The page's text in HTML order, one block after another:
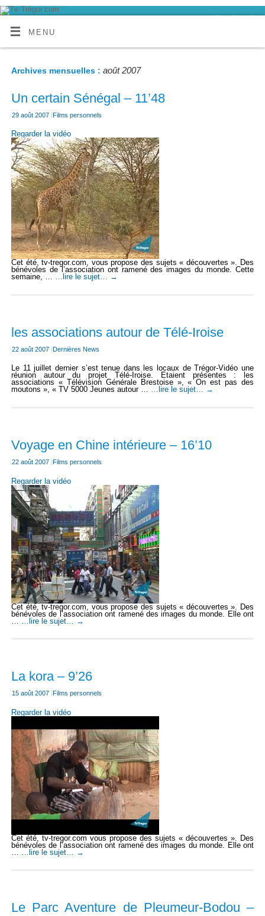
MENU
Archives mensuelles : août 2007
Un certain Sénégal – 11’48
29 août 2007 |Films personnels
Regarder la vidéo
Cet été, tv-tregor.com, vous propose des sujets « découvertes ». Des
bénévoles de l’association ont ramené des images du monde. Cette
semaine, … …lire le sujet… →
les associations autour de Télé-Iroise
22 août 2007 |Dernières News
Le 11 juillet dernier s’est tenue dans les locaux de Trégor-Vidéo une
réunion autour du projet Télé-Iroise. Etaient présentes : les
associations « Télévision Générale Brestoise », « On est pas des
moutons », « TV 5000 Jeunes autour … …lire le sujet… →
Voyage en Chine intérieure – 16’10
22 août 2007 |Films personnels
Regarder la vidéo
Cet été, tv-tregor.com, vous propose des sujets « découvertes ». Des
bénévoles de l’association ont ramené des images du monde. Elle ont
…lire le sujet… →
La kora – 9’26
15 août 2007 Films personnels
Regarder la vidéo
Cet été, tv-tregor.com vous propose des sujets « découvertes ». Des
bénévoles de l’association ont ramené des images du monde. Elle ont
… …lire le sujet… →
Le Parc Aventure de Pleumeur-Bodou –